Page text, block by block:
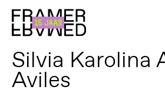
Silvia Karolina
Aviles